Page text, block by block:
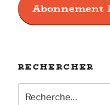
Abonnement
RECHERCHER